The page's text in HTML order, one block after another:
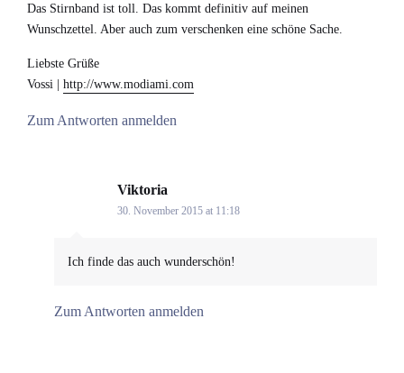
Das Stirnband ist toll. Das kommt definitiv auf meinen
Wunschzettel. Aber auch zum verschenken eine schöne Sache.
Liebste Grüße
Vossi | http://www.modiami.com
Zum Antworten anmelden
Viktoria
30. November 2015 at 11:18
Ich finde das auch wunderschön!
Zum Antworten anmelden